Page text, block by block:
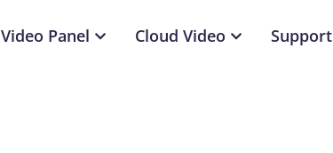
Video Panel Cloud Video Support